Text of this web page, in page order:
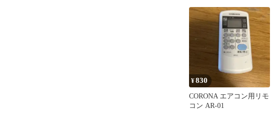
¥830
CORONA エアコン用リモ
コン AR-01